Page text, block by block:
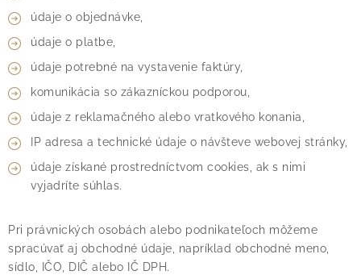
údaje o objednávke,
údaje o platbe,
údaje potrebné na vystavenie faktúry,
komunikácia so zákazníckou podporou,
údaje z reklamačného alebo vratkového konania,
IP adresa a technické údaje o návšteve webovej stránky,
údaje získané prostredníctvom cookies, ak s nimi
vyjadríte súhlas.
Pri právnických osobách alebo podnikateľoch môžeme
spracúvať aj obchodné údaje, napríklad obchodné meno,
sídlo, IČO, DIČ alebo IČ DPH.